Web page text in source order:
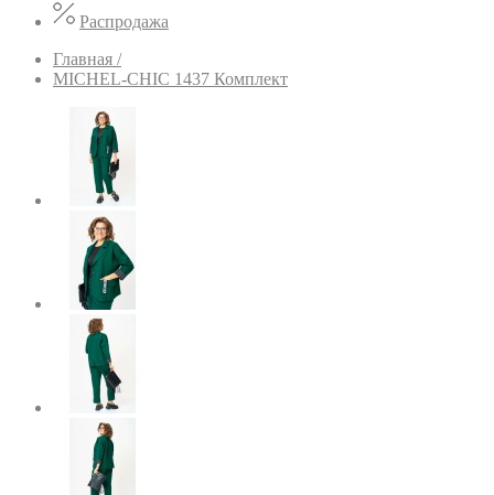
Распродажа
Главная /
MICHEL-CHIC 1437 Комплект